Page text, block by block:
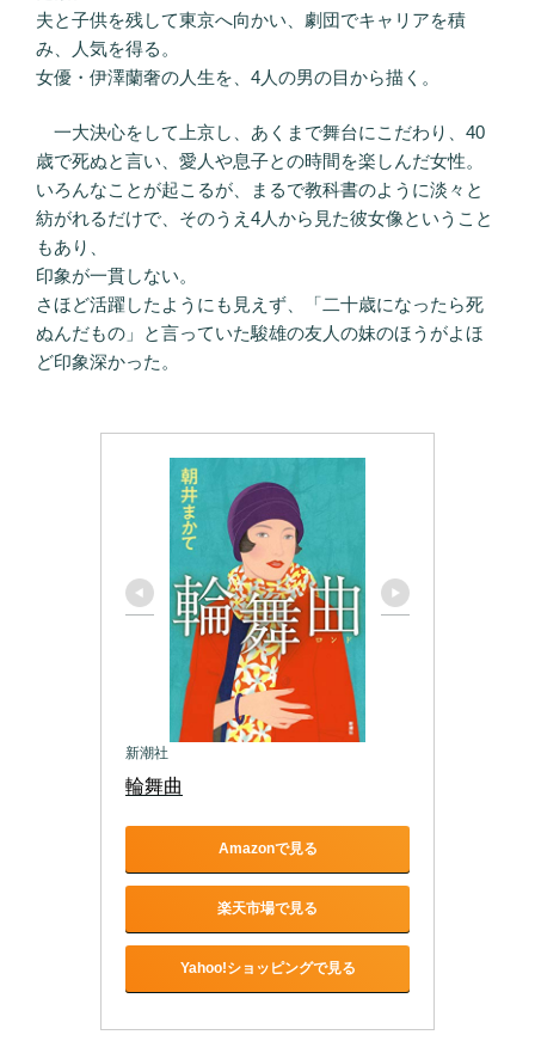
夫と子供を残して東京へ向かい、劇団でキャリアを積
み、人気を得る。
女優・伊澤蘭奢の人生を、4人の男の目から描く。
一大決心をして上京し、あくまで舞台にこだわり、40
歳で死ぬと言い、愛人や息子との時間を楽しんだ女性。
いろんなことが起こるが、まるで教科書のように淡々と
紡がれるだけで、そのうえ4人から見た彼女像ということ
もあり、
印象が一貫しない。
さほど活躍したようにも見えず、「二十歳になったら死
ぬんだもの」と言っていた駿雄の友人の妹のほうがよほ
ど印象深かった。
新潮社
輪舞曲
Amazonで見る
楽天市場で見る
Yahoo!ショッピングで見る